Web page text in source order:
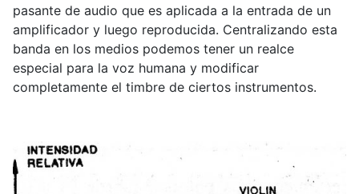
pasante de audio que es aplicada a la entrada de un
amplificador y luego reproducida. Centralizando esta
banda en los medios podemos tener un realce
especial para la voz humana y modificar
completamente el timbre de ciertos instrumentos.